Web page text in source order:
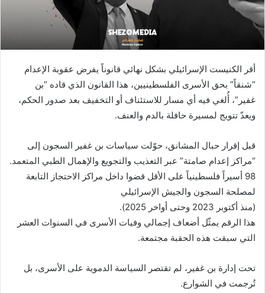
أقر الكنيست الإسرائيلي بشكل نهائي قانوناً يفرض عقوبة الإعدام
“شنقاً” بحق الأسرى الفلسطينيين، هذا القانون الذي قاده “بن
غفير”، أُلغي فيه أي مسار للاستئناف أو التخفيف بعد صدور الحكم،
ويعدّ تتويج لمسيرة حافلة بالدم والعنف.
قبل إقرار حبال المشانق، حوّلت سياسات بن غفير السجون إلى
“مراكز إعدام صامتة” عبر التعذيب والتجويع والإهمال الطبي المتعمد.
98 أسيراً فلسطينياً على الأقل قضوا داخل مراكز الاحتجاز التابعة
لمصلحة السجون والجيش الإسرائيلي
(منذ أكتوبر 2023 وحتى أواخر 2025).
هذا الرقم يمثّل أضعاف إجمالي وفيات الأسرى في السنوات العشر
التي سبقت هذه الحقبة مجتمعة.
تحت إدارة بن غفير، لم تقتصر السياسة الدموية على الأسرى، بل
تُرجمت في الشوارع.